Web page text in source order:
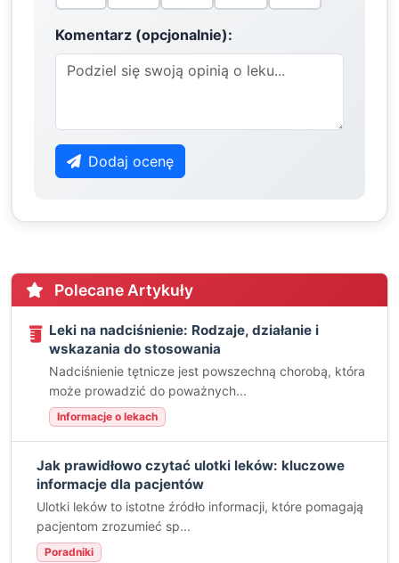
Komentarz (opcjonalnie):
Dodaj ocenę
Polecane Artykuły
Leki na nadciśnienie: Rodzaje, działanie i
wskazania do stosowania
Nadciśnienie tętnicze jest powszechną chorobą, która
może prowadzić do poważnych...
Informacje o lekach
Jak prawidłowo czytać ulotki leków: kluczowe
informacje dla pacjentów
Ulotki leków to istotne źródło informacji, które pomagają
pacjentom zrozumieć sp...
Poradniki